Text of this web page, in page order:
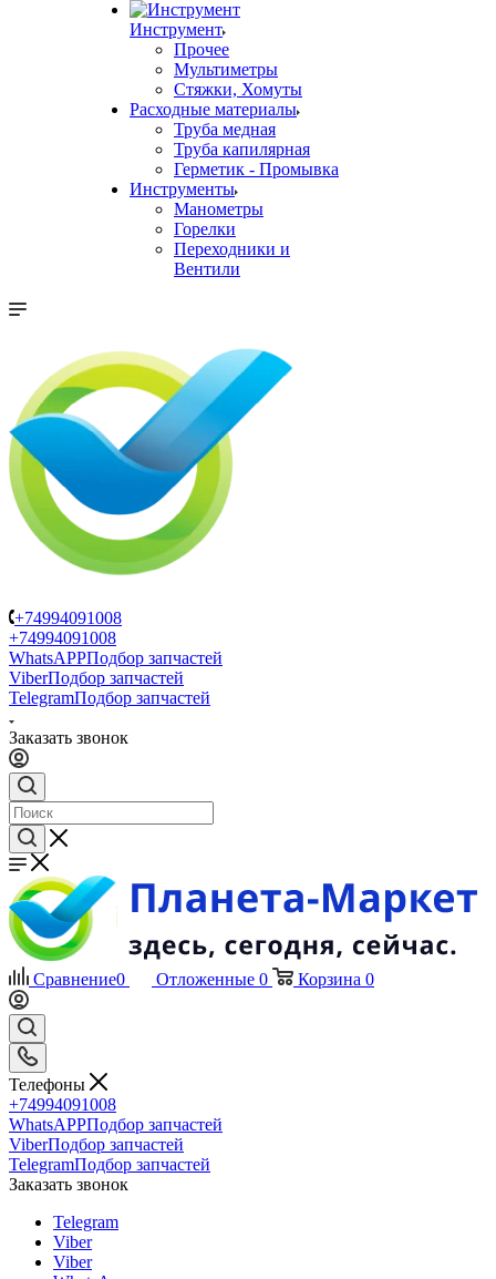
Инструмент
Прочее
Мультиметры
Стяжки, Хомуты
Расходные материалы
Труба медная
Труба капилярная
Герметик - Промывка
Инструменты
Манометры
Горелки
Переходники и
Вентили
+74994091008
+74994091008
WhatsAPPПодбор запчастей
ViberПодбор запчастей
TelegramПодбор запчастей
Заказать звонок
Сравнение0 Отложенные 0 Корзина 0
Телефоны
+74994091008
WhatsAPPПодбор запчастей
ViberПодбор запчастей
TelegramПодбор запчастей
Заказать звонок
Telegram
Viber
Viber